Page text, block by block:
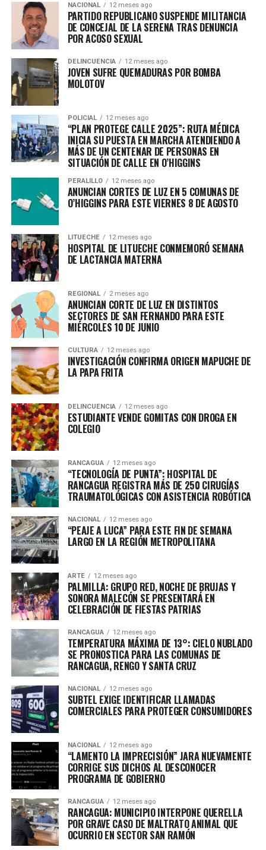
NACIONAL 12 meses ago
PARTIDO REPUBLICANO SUSPENDE MILITANCIA
DE CONCEJAL DE LA SERENA TRAS DENUNCIA
POR ACOSO SEXUAL
DELINCUENCIA 12 meses ago
JOVEN SUFRE QUEMADURAS POR BOMBA
MOLOTOV
POLICIAL 12 meses ago
“PLAN PROTEGE CALLE 2025”: RUTA MÉDICA
INICIA SU PUESTA EN MARCHA ATENDIENDO A
MÁS DE UN CENTENAR DE PERSONAS EN
SITUACIÓN DE CALLE EN O’HIGGINS
PERALILLO 12 meses ago
ANUNCIAN CORTES DE LUZ EN 5 COMUNAS DE
O’HIGGINS PARA ESTE VIERNES 8 DE AGOSTO
LITUECHE 12 meses ago
HOSPITAL DE LITUECHE CONMEMORÓ SEMANA
DE LACTANCIA MATERNA
REGIONAL 2 meses ago
ANUNCIAN CORTE DE LUZ EN DISTINTOS
SECTORES DE SAN FERNANDO PARA ESTE
MIÉRCOLES 10 DE JUNIO
CULTURA 12 meses ago
INVESTIGACIÓN CONFIRMA ORIGEN MAPUCHE DE
LA PAPA FRITA
DELINCUENCIA 12 meses ago
ESTUDIANTE VENDE GOMITAS CON DROGA EN
COLEGIO
RANCAGUA 12 meses ago
“TECNOLOGÍA DE PUNTA”: HOSPITAL DE
RANCAGUA REGISTRA MÁS DE 250 CIRUGÍAS
TRAUMATOLÓGICAS CON ASISTENCIA ROBÓTICA
NACIONAL 12 meses ago
“PEAJE A LUCA” PARA ESTE FIN DE SEMANA
LARGO EN LA REGIÓN METROPOLITANA
ARTE 12 meses ago
PALMILLA: GRUPO RED, NOCHE DE BRUJAS Y
SONORA MALECÓN SE PRESENTARÁ EN
CELEBRACIÓN DE FIESTAS PATRIAS
RANCAGUA 12 meses ago
TEMPERATURA MÁXIMA DE 13°: CIELO NUBLADO
SE PRONOSTICA PARA LAS COMUNAS DE
RANCAGUA, RENGO Y SANTA CRUZ
NACIONAL 12 meses ago
SUBTEL EXIGE IDENTIFICAR LLAMADAS
COMERCIALES PARA PROTEGER CONSUMIDORES
NACIONAL 12 meses ago
“LAMENTO LA IMPRECISIÓN” JARA NUEVAMENTE
CORRIGE SUS DICHOS AL DESCONOCER
PROGRAMA DE GOBIERNO
RANCAGUA 12 meses ago
RANCAGUA: MUNICIPIO INTERPONE QUERELLA
POR GRAVE CASO DE MALTRATO ANIMAL QUE
OCURRIO EN SECTOR SAN RAMÓN